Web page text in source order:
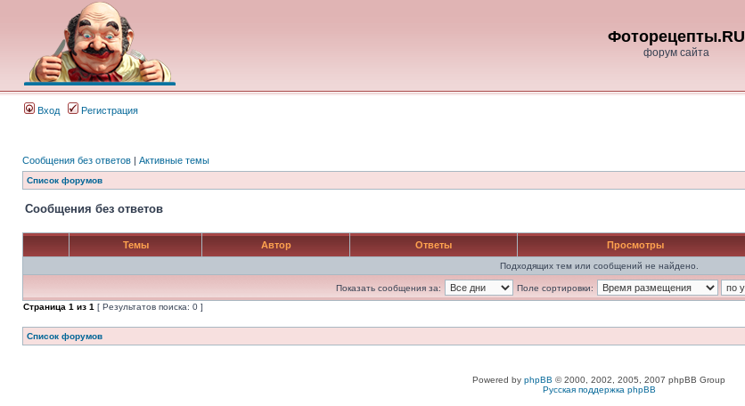
Фоторецепты.RU
форум сайта
Вход Регистрация
Сообщения без ответов | Активные темы
Список форумов
Сообщения без ответов
Темы Автор Ответы Просмотры
Подходящих тем или сообщений не найдено.
Показать сообщения за:
Поле сортировки:
Страница 1 из 1 [ Результатов поиска: 0 ]
Список форумов
Powered by phpBB © 2000, 2002, 2005, 2007 phpBB Group
Русская поддержка phpBB